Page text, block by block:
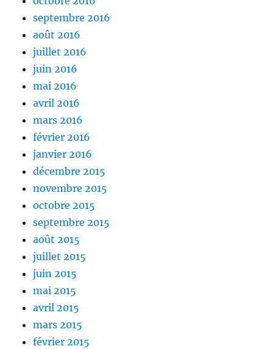
septembre 2016
août 2016
juillet 2016
juin 2016
mai 2016
avril 2016
mars 2016
février 2016
janvier 2016
décembre 2015
novembre 2015
octobre 2015
septembre 2015
août 2015
juillet 2015
juin 2015
mai 2015
avril 2015
mars 2015
février 2015